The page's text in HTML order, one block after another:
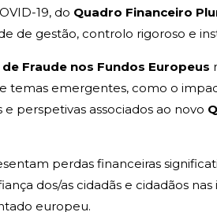
19, do Quadro Financeiro
de gestão, controlo rigoroso e
Fraude nos Fundos Europeus
temas emergentes, como o
perspetivas associados ao novo
perdas financeiras
dos/as cidadãs e cidadãos
europeu.